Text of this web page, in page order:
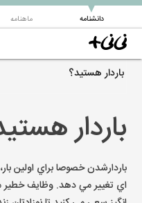
دانشنامه
▼ ماهنامه
باردار هستید؟
باردار
باردارشدن خصوصا براي اولين
اي تغيير مي دهد. وظايف خطير